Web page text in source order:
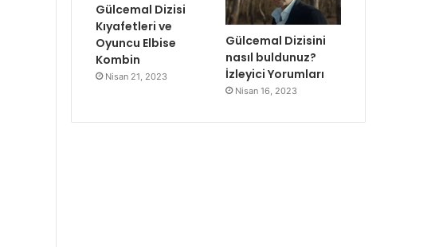
Gülcemal Dizisi
Kıyafetleri ve
Oyuncu Elbise
Kombin
Nisan 21, 2023
Gülcemal Dizisini
nasıl buldunuz?
İzleyici Yorumları
Nisan 16, 2023